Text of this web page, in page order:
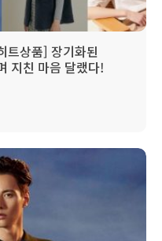
트상품] 장기화된
지친 마음 달랬다!